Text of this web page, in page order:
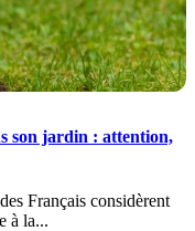
son jardin : attention,
Français considèrent
à la...